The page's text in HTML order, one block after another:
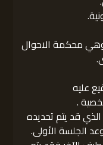
وهي محكمة الاحوال
عليه
.
قد يتم تحديده
الجلسة الأولى.